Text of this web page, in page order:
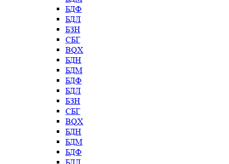
БДФ
БДЛ
БЗН
СБГ
BQX
БДН
БДМ
БДФ
БДЛ
БЗН
СБГ
BQX
БДН
БДМ
БДФ